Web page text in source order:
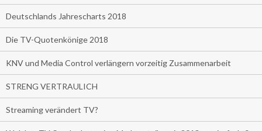
Deutschlands Jahrescharts 2018
Die TV-Quotenkönige 2018
KNV und Media Control verlängern vorzeitig Zusammenarbeit
STRENG VERTRAULICH
Streaming verändert TV?